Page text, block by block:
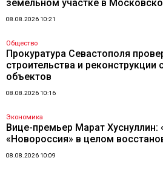
земельном участке в
08.08.2026 10:21
Общество
Прокуратура Севастополя
строительства и
объектов
08.08.2026 10:16
Экономика
Вице-премьер Марат Хуснуллин:
«Новороссия» в целом
08.08.2026 10:09